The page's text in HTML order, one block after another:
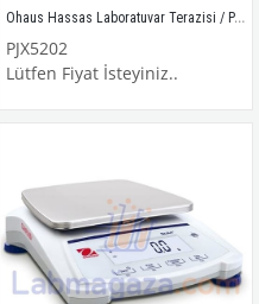
Ohaus Hassas Laboratuvar Terazisi / PJX5202
PJX5202
Lütfen Fiyat İsteyiniz..